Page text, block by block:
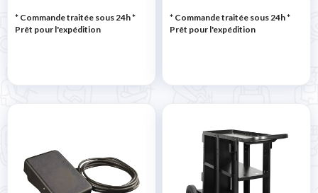
* Commande traitée sous 24h*
Prêt pour l'expédition
* Commande traitée sous 24h*
Prêt pour l'expédition